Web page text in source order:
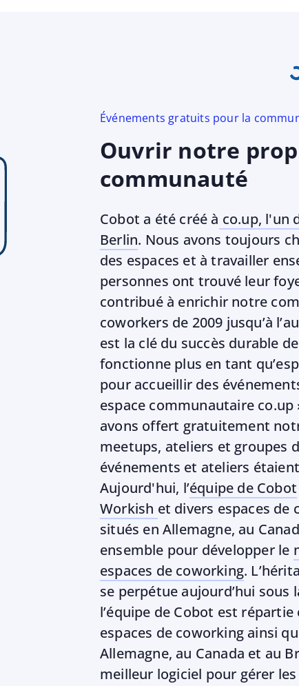
Événements gratuits pour la
Ouvrir notre
communauté
Cobot a été créé à co.up, l'un
Berlin. Nous avons toujours
des espaces et à travailler
personnes ont trouvé leur
contribué à enrichir notre
coworkers de 2009 jusqu’à
est la clé du succès durable
fonctionne plus en tant
pour accueillir des
espace communautaire co.up
avons offert gratuitement
meetups, ateliers et groupes
événements et ateliers
Aujourd'hui, l’équipe de Cobot
Workish et divers espaces
situés en Allemagne, au
ensemble pour développer le
espaces de coworking.
se perpétue aujourd’hui sous
l’équipe de Cobot est
espaces de coworking ainsi
Allemagne, au Canada et au
meilleur logiciel pour gérer